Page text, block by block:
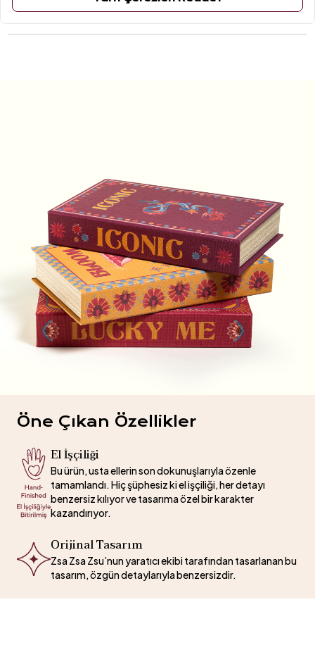
ÜRÜN YORUMLARI
Öne Çıkan Özellikler
El İşçiliği
Bu ürün, usta ellerin son dokunuşlarıyla özenle
tamamlandı. Hiç şüphesiz ki el işçiliği, her detayı
benzersiz kılıyor ve tasarıma özel bir karakter
kazandırıyor.
Orijinal Tasarım
Zsa Zsa Zsu’nun yaratıcı ekibi tarafından tasarlanan bu
tasarım, özgün detaylarıyla benzersizdir.